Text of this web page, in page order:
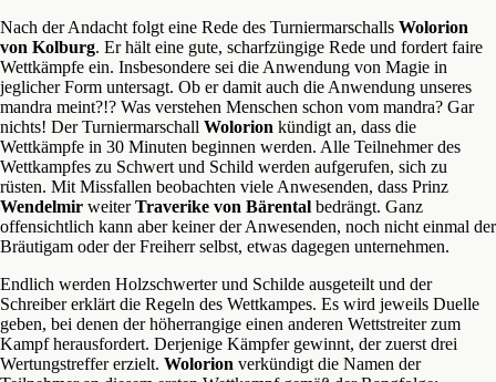
Nach der Andacht folgt eine Rede des Turniermarschalls Wolorion
von Kolburg. Er hält eine gute, scharfzüngige Rede und fordert faire
Wettkämpfe ein. Insbesondere sei die Anwendung von Magie in
jeglicher Form untersagt. Ob er damit auch die Anwendung unseres
mandra meint?!? Was verstehen Menschen schon vom mandra? Gar
nichts! Der Turniermarschall Wolorion kündigt an, dass die
Wettkämpfe in 30 Minuten beginnen werden. Alle Teilnehmer des
Wettkampfes zu Schwert und Schild werden aufgerufen, sich zu
rüsten. Mit Missfallen beobachten viele Anwesenden, dass Prinz
Wendelmir weiterTraverike von Bärental bedrängt. Ganz
offensichtlich kann aber keiner der Anwesenden, noch nicht einmal der
Bräutigam oder der Freiherr selbst, etwas dagegen unternehmen.
Endlich werden Holzschwerter und Schilde ausgeteilt und der
Schreiber erklärt die Regeln des Wettkampes. Es wird jeweils Duelle
geben, bei denen der höherrangige einen anderen Wettstreiter zum
Kampf herausfordert. Derjenige Kämpfer gewinnt, der zuerst drei
Wertungstreffer erzielt. Wolorion verkündigt die Namen der